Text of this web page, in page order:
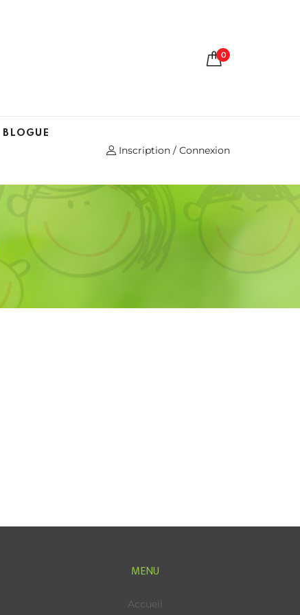
0
BLOGUE
Inscription / Connexion
MENU
Accueil